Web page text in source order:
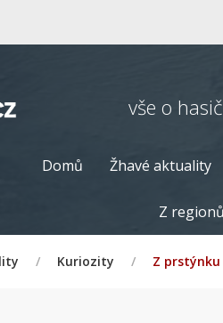
vše o
Domů Žhavé aktuality
Z regionů
/ Kuriozity / Z